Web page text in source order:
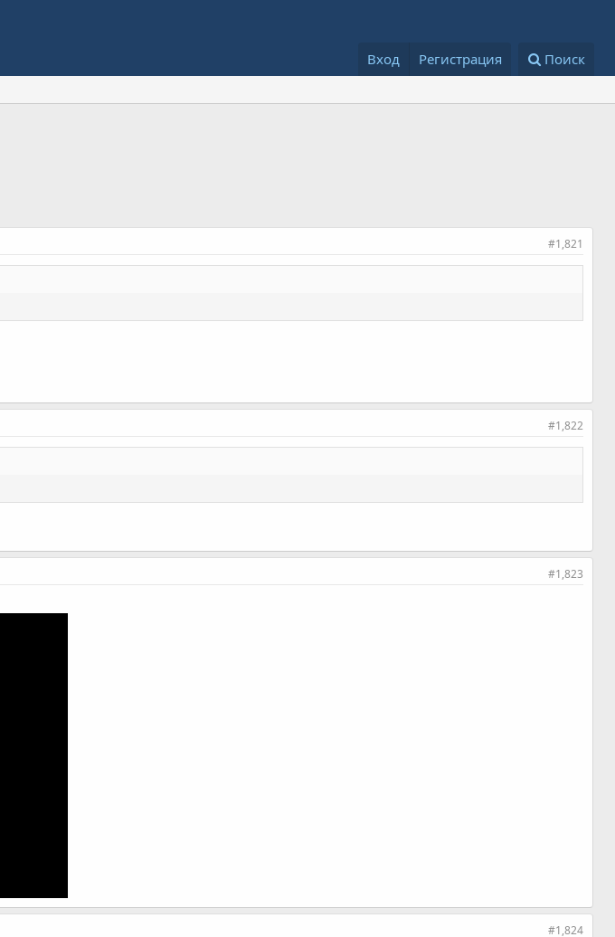
Вход Регистрация Поиск
#1,821
#1,822
#1,823
#1,824